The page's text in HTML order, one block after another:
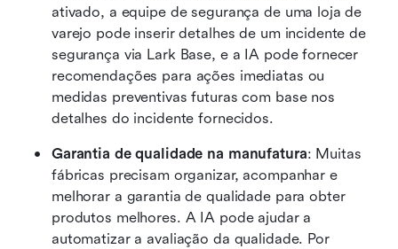
ativado, a equipe de segurança de uma loja de
varejo pode inserir detalhes de um incidente de
segurança via Lark Base, e a IA pode fornecer
recomendações para ações imediatas ou
medidas preventivas futuras com base nos
detalhes do incidente fornecidos.
Garantia de qualidade na manufatura: Muitas
fábricas precisam organizar, acompanhar e
melhorar a garantia de qualidade para obter
produtos melhores. A IA pode ajudar a
automatizar a avaliação da qualidade. Por